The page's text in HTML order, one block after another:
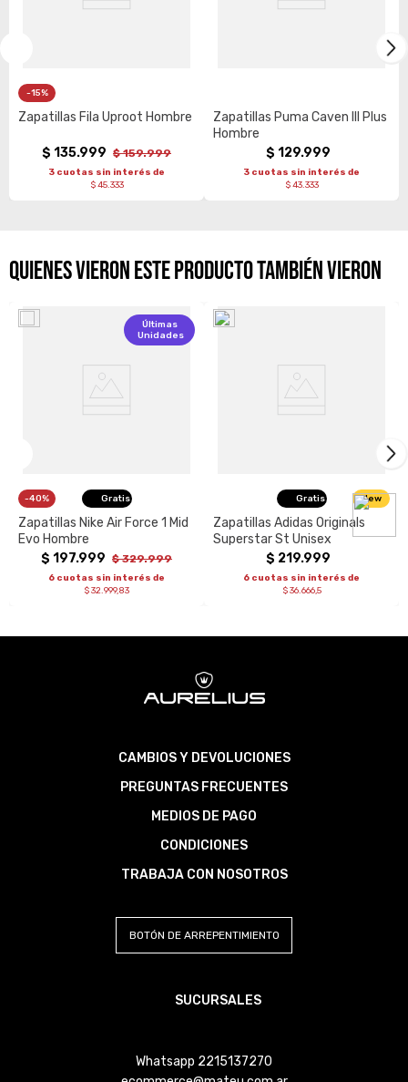
15%
Zapatillas Fila Uproot Hombre
$ 135.999 $ 159.999
3 cuotas sin interés de
$ 45.333
Zapatillas Puma Caven III Plus
Hombre
$ 129.999
3 cuotas sin interés de
$ 43.333
QUIENES VIERON ESTE PRODUCTO TAMBIÉN VIERON
Últimas
Unidades
40% Gratis
Zapatillas Nike Air Force 1 Mid
Evo Hombre
$ 197.999 $ 329.999
6 cuotas sin interés de
$ 32.999,83
Gratis New
Zapatillas Adidas Originals
Superstar St Unisex
$ 219.999
6 cuotas sin interés de
$ 36.666,5
CAMBIOS Y DEVOLUCIONES
PREGUNTAS FRECUENTES
MEDIOS DE PAGO
CONDICIONES
TRABAJA CON NOSOTROS
BOTÓN DE ARREPENTIMIENTO
SUCURSALES
Whatsapp 2215137270